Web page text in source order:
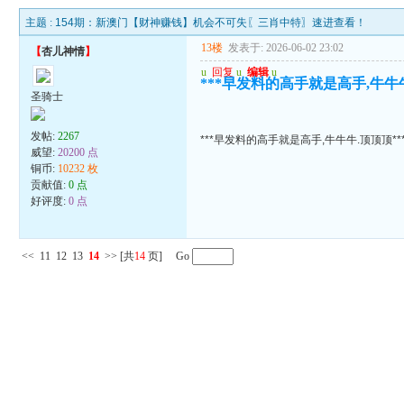
主题 : 154期：新澳门【财神赚钱】机会不可失〖三肖中特〗速进查看！
【杏儿神情】
圣骑士
发帖:2267
威望:20200 点
铜币: 10232 枚
贡献值:0 点
好评度:0 点
13楼 发表于: 2026-06-02 23:02
u 回复 u 编辑 u
***早发料的高手就是高手,牛
***早发料的高手就是高手,牛牛牛.顶顶顶
<< 11 12 13 14 >> [共14 页] Go